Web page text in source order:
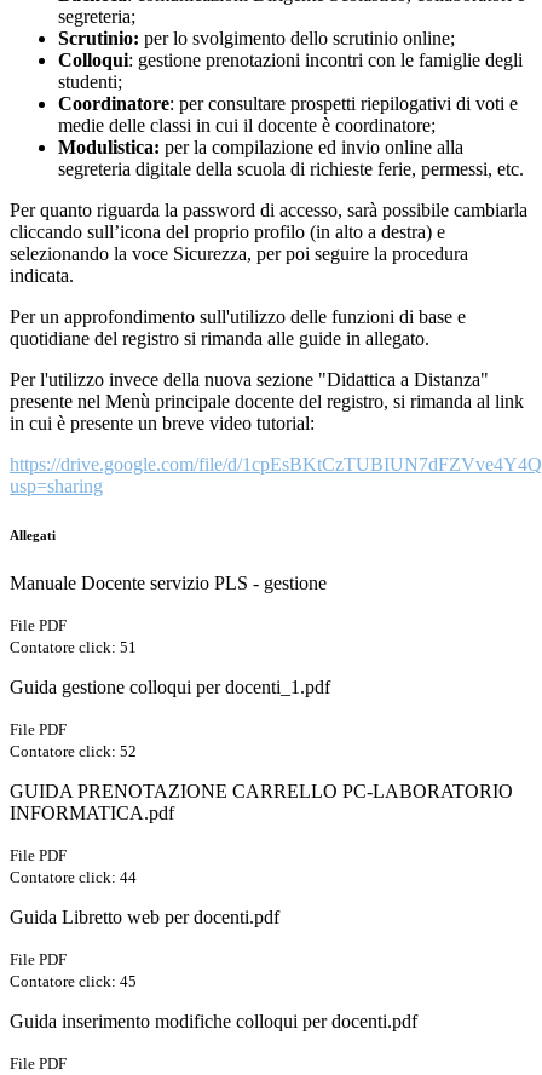
segreteria;
Scrutinio: per lo svolgimento dello scrutinio online;
Colloqui: gestione prenotazioni incontri con le famiglie degli
studenti;
Coordinatore: per consultare prospetti riepilogativi di voti e
medie delle classi in cui il docente è coordinatore;
Modulistica: per la compilazione ed invio online alla
segreteria digitale della scuola di richieste ferie, permessi, etc.
Per quanto riguarda la password di accesso, sarà possibile cambiarla
cliccando sull’icona del proprio profilo (in alto a destra) e
selezionando la voce Sicurezza, per poi seguire la procedura
indicata.
Per un approfondimento sull'utilizzo delle funzioni di base e
quotidiane del registro si rimanda alle guide in allegato.
Per l'utilizzo invece della nuova sezione "Didattica a Distanza"
presente nel Menù principale docente del registro, si rimanda al link
in cui è presente un breve video tutorial:
https://drive.google.com/file/d/
usp=sharing
Allegati
Manuale Docente servizio PLS - gestione
File PDF
Contatore click: 51
Guida gestione colloqui per docenti_1.pdf
File PDF
Contatore click: 52
GUIDA PRENOTAZIONE CARRELLO PC-LABORATORIO
INFORMATICA.pdf
File PDF
Contatore click: 44
Guida Libretto web per docenti.pdf
File PDF
Contatore click: 45
Guida inserimento modifiche colloqui per docenti.pdf
File PDF